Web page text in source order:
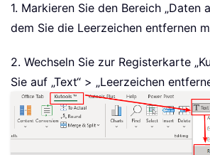
1. Markieren Sie den Bereich „Daten
dem Sie die Leerzeichen entfernen
2. Wechseln Sie zur Registerkarte
Sie auf „Text“ > „Leerzeichen